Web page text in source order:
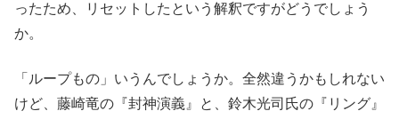
ったため、リセットしたという解釈ですがどうでしょう
か。
「ループもの」いうんでしょうか。全然違うかもしれない
けど、藤崎竜の『封神演義』と、鈴木光司氏の『リング』